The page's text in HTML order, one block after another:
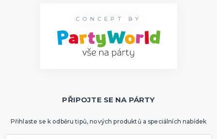
CONCEPT BY
PŘIPOJTE SE NA PÁRTY
Přihlaste se k odběru tipů, nových produktů a speciálních nabídek